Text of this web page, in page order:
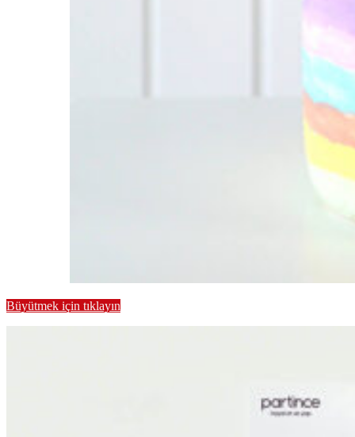
Büyütmek için tıklayın